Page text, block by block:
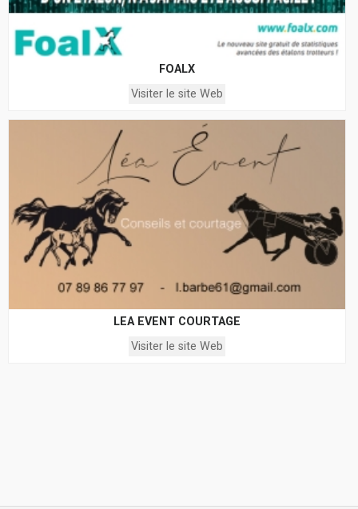
FOALX
Visiter le site Web
LEA EVENT COURTAGE
Visiter le site Web